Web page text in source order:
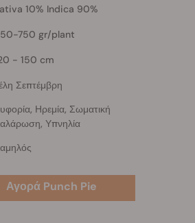
10% Indica 90%
750 gr/plant
- 150 cm
Σεπτέμβρη
Ηρεμία, Σωματική
Υπνηλία
Αγορά Punch Pie